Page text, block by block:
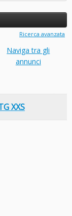
Ricerca avanzata
Naviga tra gli
annunci
XXS